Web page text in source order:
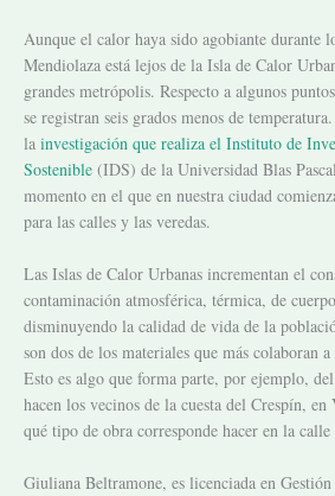
Aunque el calor haya sido agobiante durante
Mendiolaza está lejos de la Isla de Calor
grandes metrópolis. Respecto a algunos
se registran seis grados menos de
la investigación que realiza el Instituto de
Sostenible (IDS) de la Universidad Blas
momento en el que en nuestra ciudad
para las calles y las veredas.
Las Islas de Calor Urbanas incrementan el
contaminación atmosférica, térmica, de
disminuyendo la calidad de vida de la
son dos de los materiales que más colaboran
Esto es algo que forma parte, por ejemplo,
hacen los vecinos de la cuesta del Crespín,
qué tipo de obra corresponde hacer en la calle
Giuliana Beltramone, es licenciada en